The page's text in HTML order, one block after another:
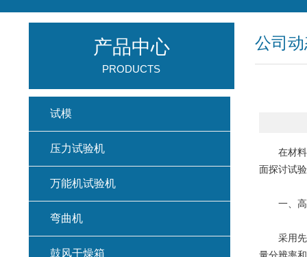
公司
在材料
面探讨试
一、高
采用先进
产品中心
PRODUCTS
试模
压力试验机
万能机试验机
弯曲机
鼓风干燥箱